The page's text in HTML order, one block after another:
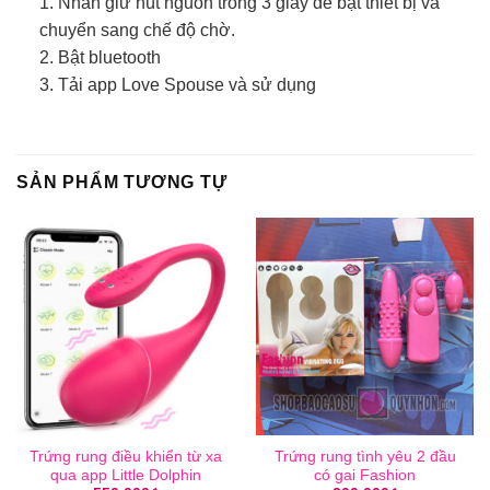
chuyển sang chế độ chờ.
2. Bật bluetooth
3. Tải app Love Spouse và sử dụng
SẢN PHẨM TƯƠNG TỰ
Trứng rung điều khiển từ xa
qua app Little Dolphin
Trứng rung tình yêu 2 đầu
có gai Fashion